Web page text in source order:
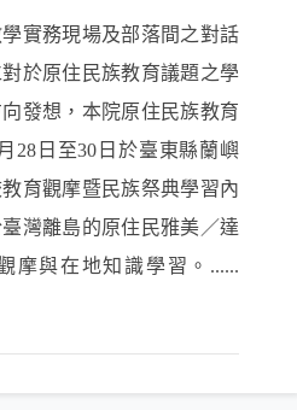
務現場及部落間之對話
於原住民族教育議題之學
發想，本院原住民族教育
28日至30日於臺東縣蘭嶼
育觀摩暨民族祭典學習內
灣離島的原住民雅美／達
摩與在地知識學習。......